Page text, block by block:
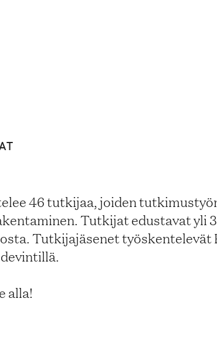
46 tutkijaa, joiden
Tutkijat edustavat yli
Tutkijajäsenet työskentelevät
alla!